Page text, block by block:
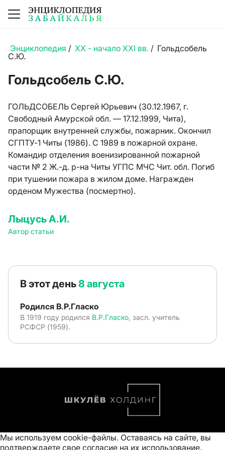
Энциклопедия / XX - начало XXI вв. / Гольдсобель
С.Ю.
Гольдсобель С.Ю.
ГОЛЬДСОБЕЛЬ Сергей Юрьевич (30.12.1967, г.
Свободный Амурской обл. — 17.12.1999, Чита),
прапорщик внутренней службы, пожарник. Окончил
СГПТУ-1 Читы (1986). С 1989 в пожарной охране.
Командир отделения военизированной пожарной
части № 2 Ж.-д. р-на Читы УГПС МЧС Чит. обл. Погиб
при тушении пожара в жилом доме. Награжден
орденом Мужества (посмертно).
Лыцусь А.И.
Автор статьи
В этот день8 августа
Родился В.Р.Гласко
В 1919 году родился В.Р.Гласко , засл. учитель
РСФСР (1959).
Мы используем cookie-файлы. Оставаясь на сайте, вы
подтверждаете свое согласие на их использование.